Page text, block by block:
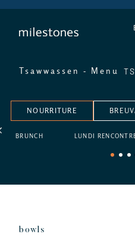
Tsawwassen - Menu
NOURRITURE
BRUNCH LUNDI
bowls